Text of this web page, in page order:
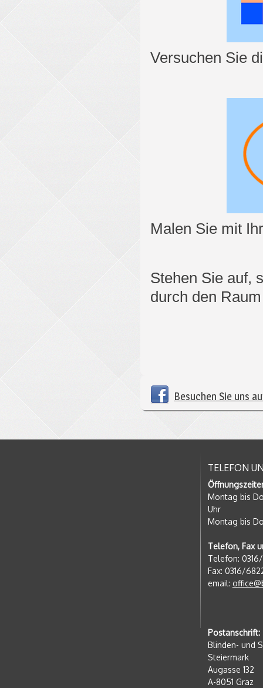
Versuchen Sie
Malen Sie mit
Stehen Sie auf,
durch den
Besuchen Sie uns
TELEFON
Montag bis
Uhr
Montag bis
Telefon, Fax
Telefon:
Fax: 0316/
email:
Postanschrift:
Blinden- und
Steiermark
Augasse 132
A-8051 Graz